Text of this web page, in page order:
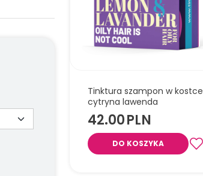
Tinktura szampon w kostce
cytryna lawenda
42.00PLN
DO KOSZYKA